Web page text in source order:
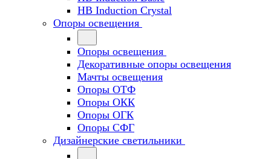
HB Induction Crystal
Опоры освещения
Опоры освещения
Декоративные опоры освещения
Мачты освещения
Опоры ОТФ
Опоры ОКК
Опоры ОГК
Опоры СФГ
Дизайнерские светильники